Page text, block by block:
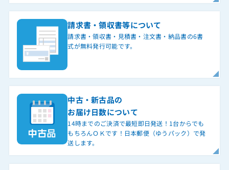
請求書・領収書等について
請求書・領収書・見積書・注文書・納品書の6書
式が無料発行可能です。
中古・新古品の
お届け日数について
14時までのご決済で最短即日発送！1台からでも
もちろんＯＫです！日本郵便（ゆうパック）で発
送します。